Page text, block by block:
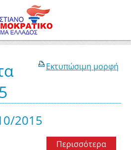
Εκτυπώσιμη μορφή
2015
Περισσότερα